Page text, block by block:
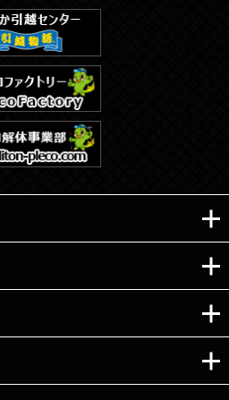
All right reserved.